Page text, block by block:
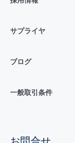
サプライヤ
ブログ
一般取引条件